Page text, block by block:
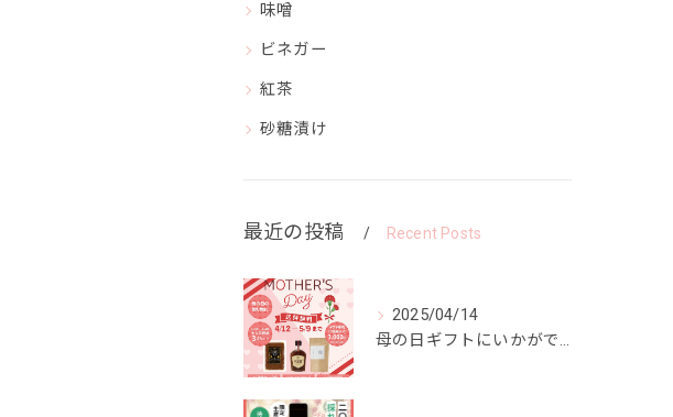
味噌
ビネガー
紅茶
砂糖漬け
最近の投稿 Recent Posts
2025/04/14
母の日ギフトにいかがですか？